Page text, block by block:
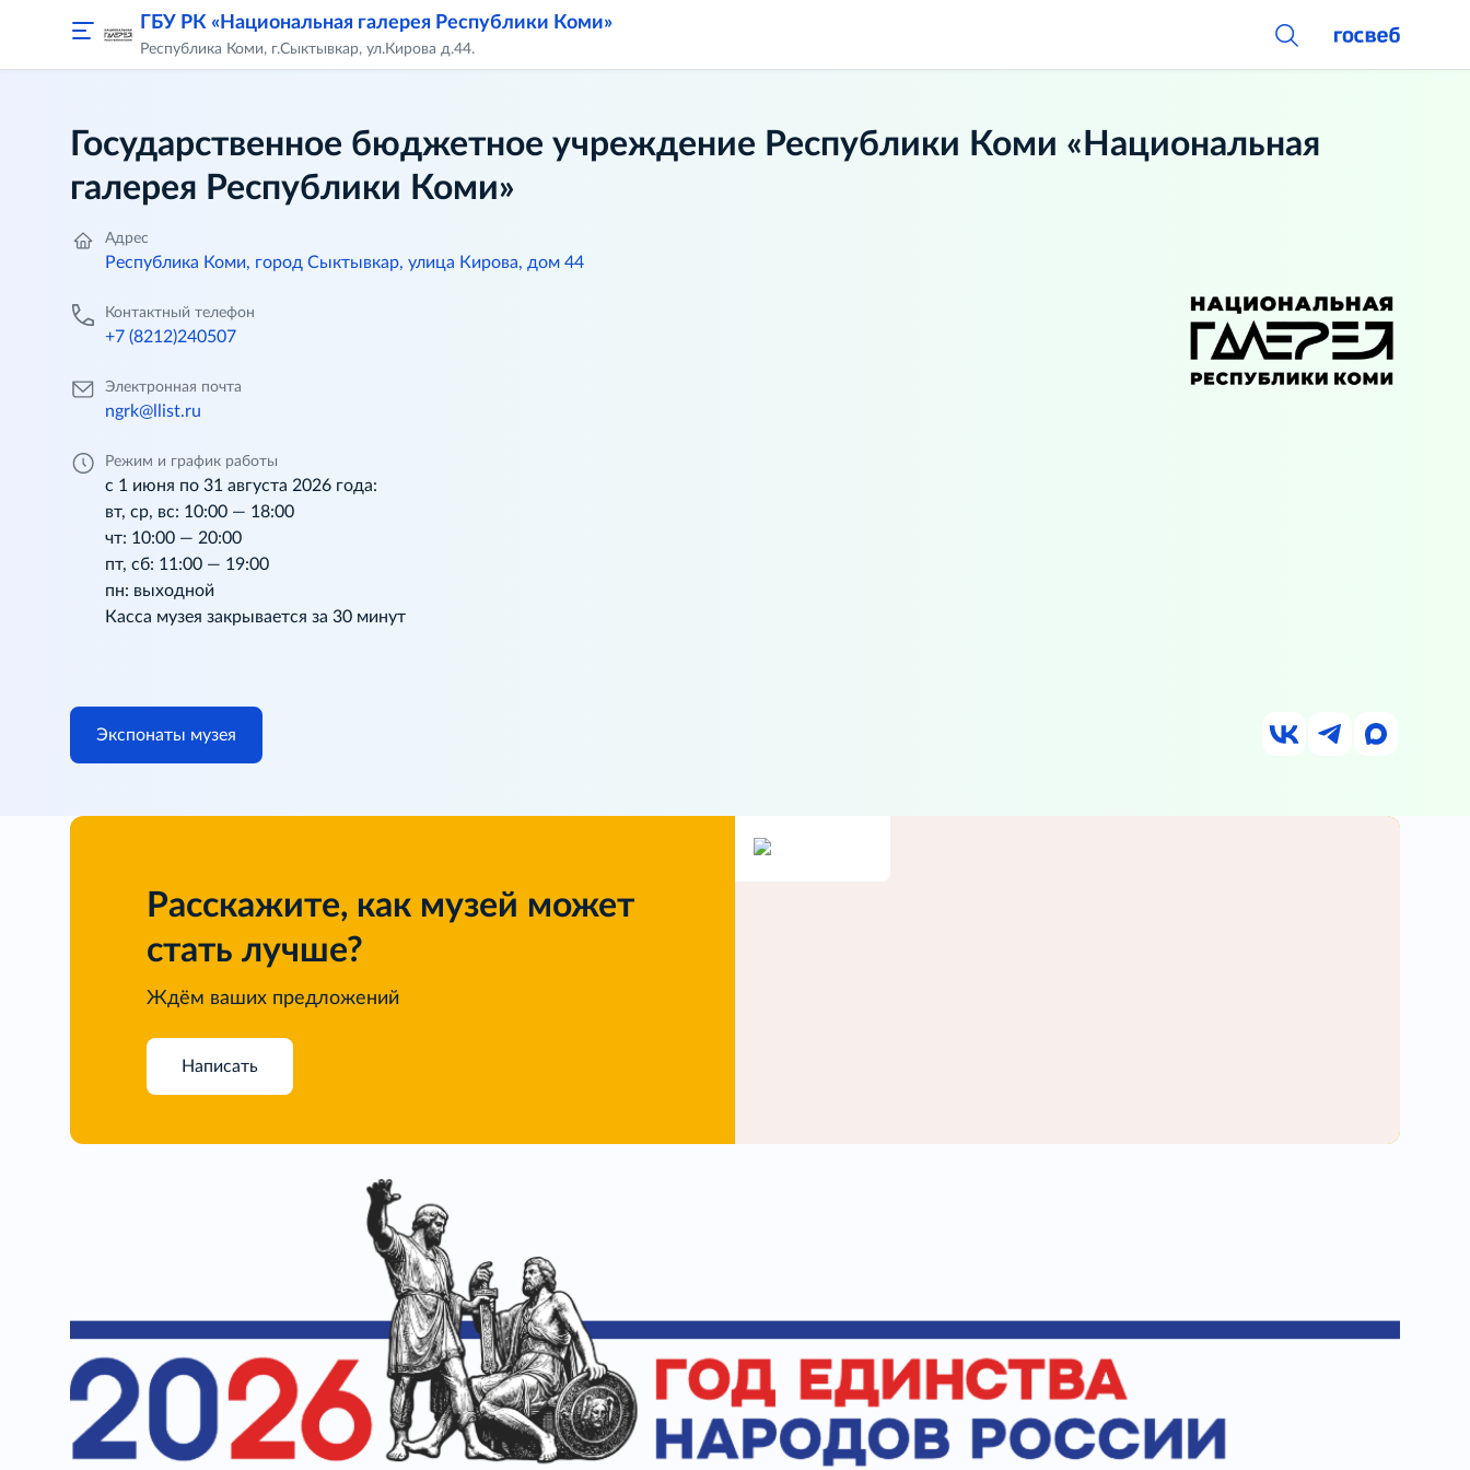
ГБУ РК «Национальная галерея Республики Коми»
Республика Коми, г.Сыктывкар, ул.Кирова д.44.
Государственное бюджетное учреждение Республики Коми «Национальная
галерея Республики Коми»
Адрес
Республика Коми, город Сыктывкар, улица Кирова, дом 44
Контактный телефон
+7 (8212)240507
Электронная почта
ngrk@llist.ru
Режим и график работы
с 1 июня по 31 августа 2026 года:
вт, ср, вс: 10:00 — 18:00
чт: 10:00 — 20:00
пт, сб: 11:00 — 19:00
пн: выходной
Касса музея закрывается за 30 минут
Экспонаты музея
Расскажите, как музей может
стать лучше?
Ждём ваших предложений
Написать